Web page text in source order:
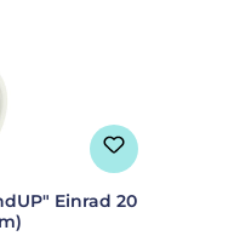
Einrad 20